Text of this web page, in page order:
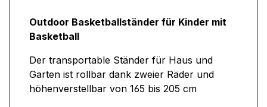
Outdoor Basketballständer für Kinder mit
Basketball
Der transportable Ständer für Haus und
Garten ist rollbar dank zweier Räder und
höhenverstellbar von 165 bis 205 cm